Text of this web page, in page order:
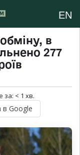
EN
в
277
за: < 1 хв.
в Google